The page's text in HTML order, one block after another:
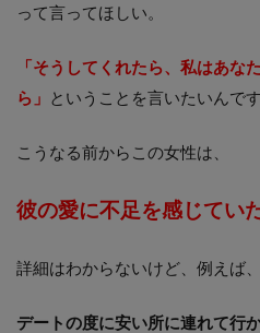
って言ってほしい。
「そうしてくれたら、 私はあな
ら」 ということを言いたいんです
こうなる前からこの女性は、
彼の愛に不足を感じてい
詳細はわからないけど、例えば、
デートの度に安い所に連れて行か